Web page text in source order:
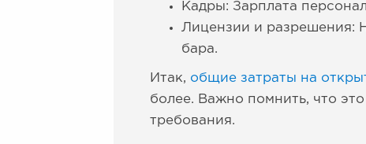
Кадры: Зарплата
Лицензии и разрешения:
бара.
Итак, общие затраты на
более. Важно помнить, что
требования.